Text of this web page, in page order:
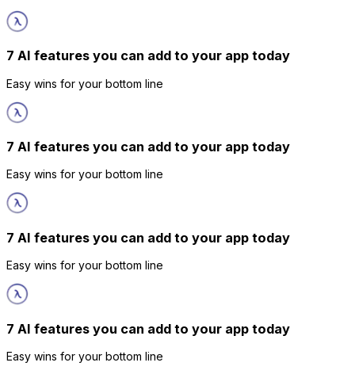
7 AI features you can add to your app today
Easy wins for your bottom line
7 AI features you can add to your app today
Easy wins for your bottom line
7 AI features you can add to your app today
Easy wins for your bottom line
7 AI features you can add to your app today
Easy wins for your bottom line